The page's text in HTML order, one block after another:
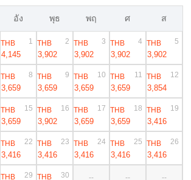
อัง พุธ พฤ ศ ส
THB
4,145
1 THB
3,902
2 THB
3,902
3 THB
3,902
4 THB
3,902
5
THB
3,659
8 THB
3,659
9 THB
3,659
10 THB
3,659
11 THB
3,854
12
THB
3,659
15 THB
3,902
16 THB
3,659
17 THB
3,659
18 THB
3,416
19
THB
3,416
22 THB
3,416
23 THB
3,416
24 THB
3,416
25 THB
3,416
26
THB 29 THB 30 -- -- --